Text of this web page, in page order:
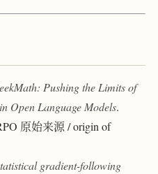
Pushing the Limits of
Open Language Models.
原始来源 / origin of
gradient-following